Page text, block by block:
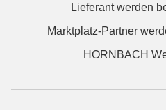
Lieferant werden
Marktplatz-Partner
HORNBACH